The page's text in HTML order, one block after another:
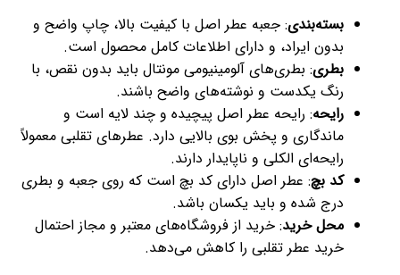
بسته‌بندی: جعبه عطر اصل با کیفیت بالا، چاپ واضح و
بدون ایراد، و دارای اطلاعات کامل محصول است.
بطری: بطری‌های آلومینیومی مونتال باید بدون نقص، با
رنگ یکدست و نوشته‌های واضح باشند.
رایحه: رایحه عطر اصل پیچیده و چند لایه است و
ماندگاری و پخش بوی بالایی دارد. عطرهای تقلبی معمولاً
رایحه‌ای الکلی و ناپایدار دارند.
کد بچ: عطر اصل دارای کد بچ است که روی جعبه و بطری
درج شده و باید یکسان باشد.
محل خرید: خرید از فروشگاه‌های معتبر و مجاز احتمال
خرید عطر تقلبی را کاهش می‌دهد.